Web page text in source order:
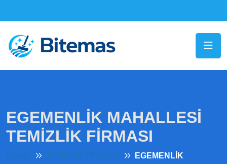
EGEMENLIK MAHALLESI
TEMIZLIK FIRMASI
HOME TEMIZLIK FIRMASI
EGEMENLIK